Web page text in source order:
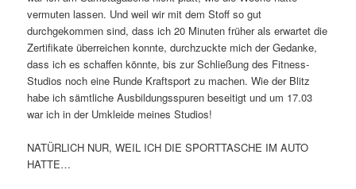
vermuten lassen. Und weil wir mit dem Stoff so gut
durchgekommen sind, dass ich 20 Minuten früher als erwartet die
Zertifikate überreichen konnte, durchzuckte mich der Gedanke,
dass ich es schaffen könnte, bis zur Schließung des Fitness-
Studios noch eine Runde Kraftsport zu machen. Wie der Blitz
habe ich sämtliche Ausbildungsspuren beseitigt und um 17.03
war ich in der Umkleide meines Studios!
NATÜRLICH NUR, WEIL ICH DIE SPORTTASCHE IM AUTO
HATTE…